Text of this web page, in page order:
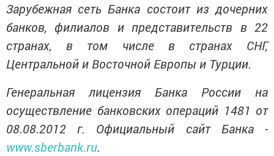
Зарубежная сеть Банка состоит из дочерних
банков, филиалов и представительств в 22
странах, в том числе в странах СНГ,
Центральной и Восточной Европы и Турции.
Генеральная лицензия Банка России на
осуществление банковских операций 1481 от
08.08.2012 г. Официальный сайт Банка -
www.sberbank.ru.